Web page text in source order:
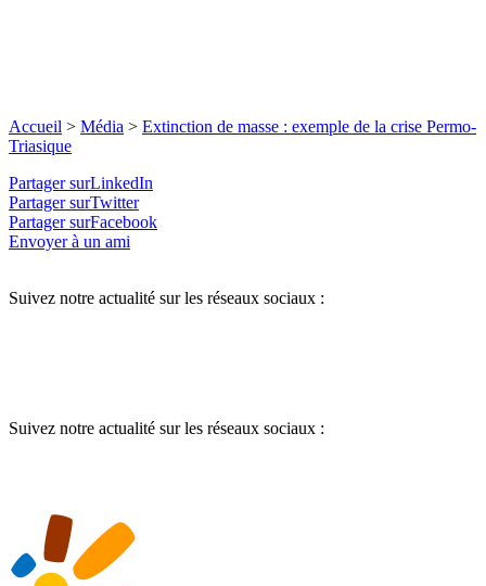
Accueil > Média > Extinction de masse : exemple de la crise Permo-
Triasique
Partager surLinkedIn
Partager surTwitter
Partager surFacebook
Envoyer à un ami
Suivez notre actualité sur les réseaux sociaux :
Suivez notre actualité sur les réseaux sociaux :